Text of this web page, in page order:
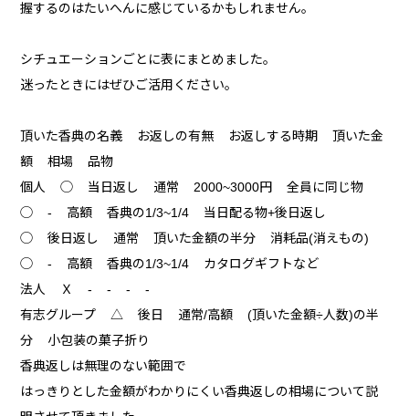
握するのはたいへんに感じているかもしれません。
シチュエーションごとに表にまとめました。
迷ったときにはぜひご活用ください。
頂いた香典の名義 お返しの有無 お返しする時期 頂いた金
額 相場 品物
個人 ◯ 当日返し 通常 2000~3000円 全員に同じ物
◯ - 高額 香典の1/3~1/4 当日配る物+後日返し
◯ 後日返し 通常 頂いた金額の半分 消耗品(消えもの)
◯ - 高額 香典の1/3~1/4 カタログギフトなど
法人 Ｘ - - - -
有志グループ △ 後日 通常/高額 (頂いた金額÷人数)の半
分 小包装の菓子折り
香典返しは無理のない範囲で
はっきりとした金額がわかりにくい香典返しの相場について説